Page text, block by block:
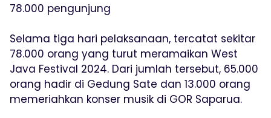
78.000 pengunjung
Selama tiga hari pelaksanaan, tercatat sekitar
78.000 orang yang turut meramaikan West
Java Festival 2024. Dari jumlah tersebut, 65.000
orang hadir di Gedung Sate dan 13.000 orang
memeriahkan konser musik di GOR Saparua.